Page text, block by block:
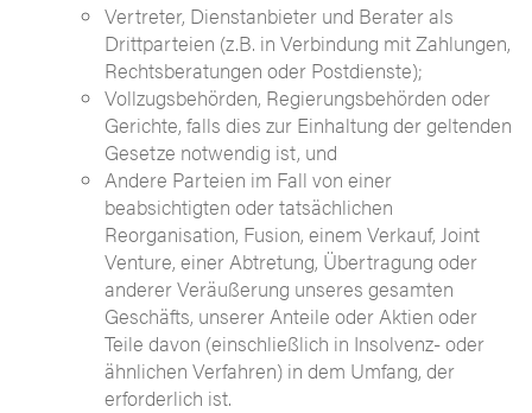
Vertreter, Dienstanbieter und Berater als
Drittparteien (z.B. in Verbindung mit Zahlungen,
Rechtsberatungen oder Postdienste);
Vollzugsbehörden, Regierungsbehörden oder
Gerichte, falls dies zur Einhaltung der geltenden
Gesetze notwendig ist, und
Andere Parteien im Fall von einer
beabsichtigten oder tatsächlichen
Reorganisation, Fusion, einem Verkauf, Joint
Venture, einer Abtretung, Übertragung oder
anderer Veräußerung unseres gesamten
Geschäfts, unserer Anteile oder Aktien oder
Teile davon (einschließlich in Insolvenz- oder
ähnlichen Verfahren) in dem Umfang, der
erforderlich ist.